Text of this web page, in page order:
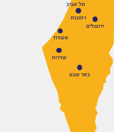
רחובות
תל אביב
ירושלים
באר שבע
אשדוד
שדרות